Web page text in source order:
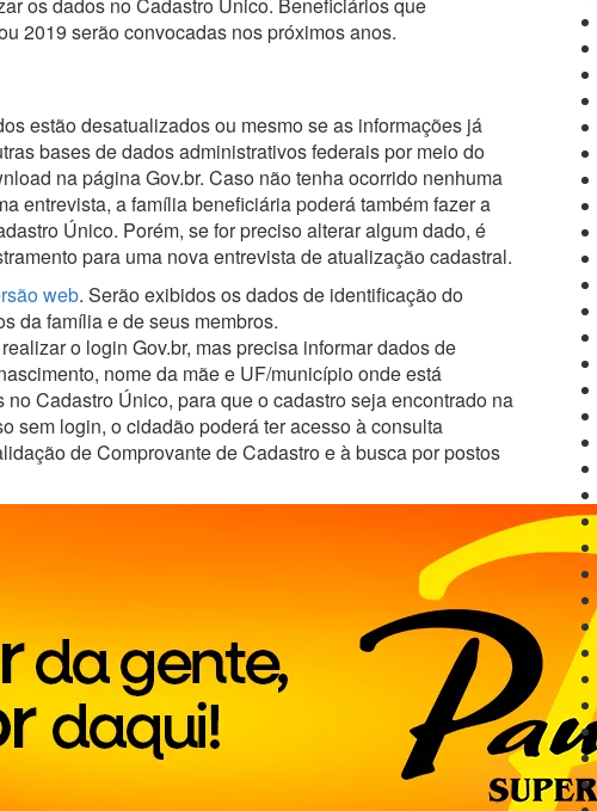
2019 serão convocadas nos próximos anos.
estão desatualizados ou mesmo se as informações já
bases de dados administrativos federais por meio do
na página Gov.br. Caso não tenha ocorrido nenhuma
entrevista, a família beneficiária poderá também fazer a
Único. Porém, se for preciso alterar algum dado, é
para uma nova entrevista de atualização cadastral.
web. Serão exibidos os dados de identificação do
da família e de seus membros.
o login Gov.br, mas precisa informar dados de
nome da mãe e UF/município onde está
Cadastro Único, para que o cadastro seja encontrado na
sem login, o cidadão poderá ter acesso à consulta
de Comprovante de Cadastro e à busca por postos